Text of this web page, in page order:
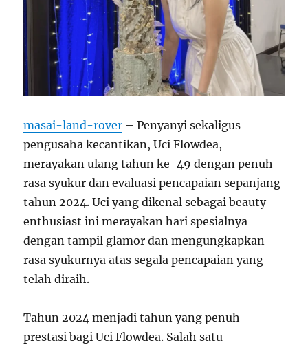
masai-land-rover – Penyanyi sekaligus
pengusaha kecantikan, Uci Flowdea,
merayakan ulang tahun ke-49 dengan penuh
rasa syukur dan evaluasi pencapaian sepanjang
tahun 2024. Uci yang dikenal sebagai beauty
enthusiast ini merayakan hari spesialnya
dengan tampil glamor dan mengungkapkan
rasa syukurnya atas segala pencapaian yang
telah diraih.
Tahun 2024 menjadi tahun yang penuh
prestasi bagi Uci Flowdea. Salah satu